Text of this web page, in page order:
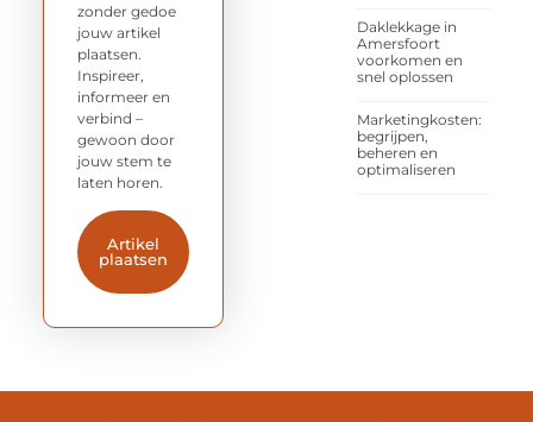
Daklekkage in
Amersfoort
voorkomen en
snel oplossen
Marketingkosten:
begrijpen,
beheren en
optimaliseren
zonder gedoe
jouw artikel
plaatsen.
Inspireer,
informeer en
verbind –
gewoon door
jouw stem te
laten horen.
Artikel
plaatsen